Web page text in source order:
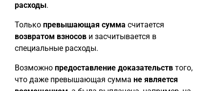
расходы.
Только превышающая сумма считается
возвратом взносов и засчитывается в
специальные расходы.
Возможно предоставление доказательств того,
что даже превышающая сумма не является